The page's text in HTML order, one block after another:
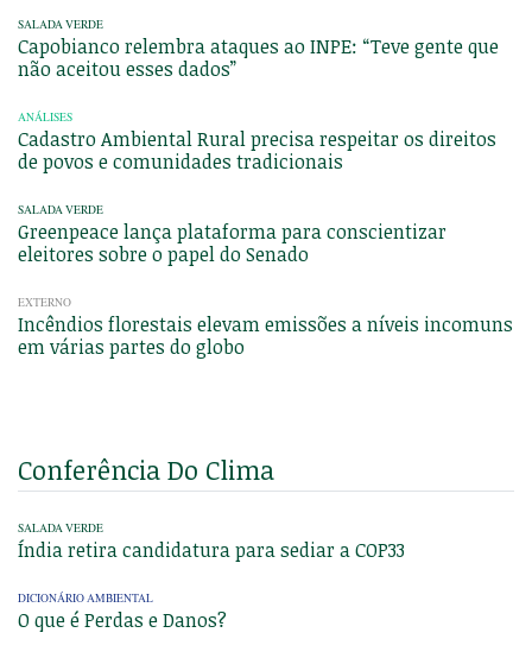
SALADA VERDE
Capobianco relembra ataques ao INPE: “Teve gente que
não aceitou esses dados”
ANÁLISES
Cadastro Ambiental Rural precisa respeitar os direitos
de povos e comunidades tradicionais
SALADA VERDE
Greenpeace lança plataforma para conscientizar
eleitores sobre o papel do Senado
EXTERNO
Incêndios florestais elevam emissões a níveis incomuns
em várias partes do globo
Conferência Do Clima
SALADA VERDE
Índia retira candidatura para sediar a COP33
DICIONÁRIO AMBIENTAL
O que é Perdas e Danos?